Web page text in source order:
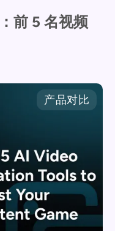
产品对比
前 5 名视频
产品对比